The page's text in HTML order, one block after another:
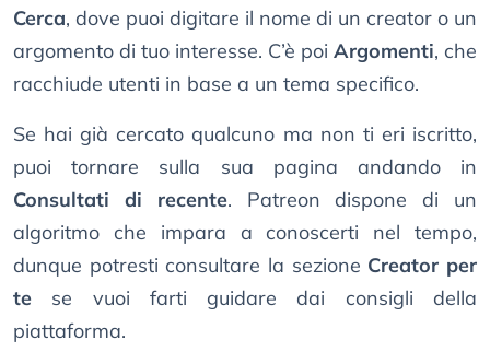
Cerca, dove puoi digitare il nome di un creator o un
argomento di tuo interesse. C’è poi Argomenti, che
racchiude utenti in base a un tema specifico.
Se hai già cercato qualcuno ma non ti eri iscritto,
puoi tornare sulla sua pagina andando in
Consultati di recente. Patreon dispone di un
algoritmo che impara a conoscerti nel tempo,
dunque potresti consultare la sezione Creator per
te se vuoi farti guidare dai consigli della
piattaforma.